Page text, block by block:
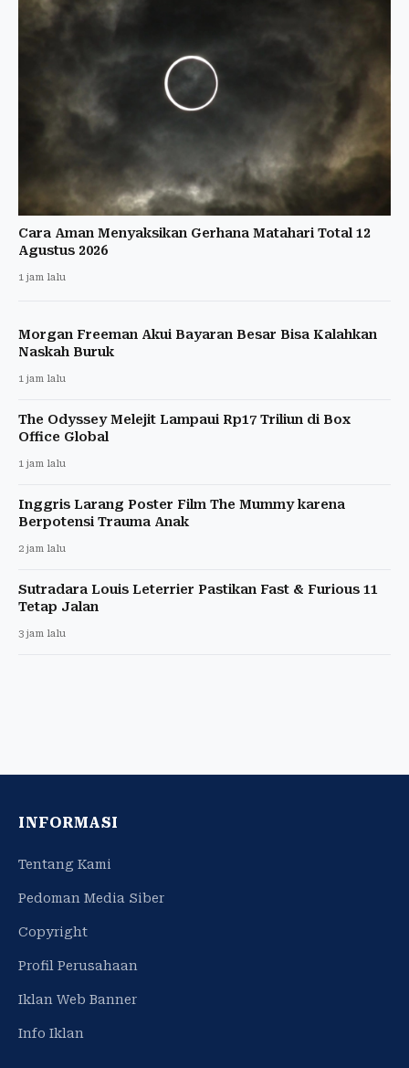
Cara Aman Menyaksikan Gerhana Matahari Total 12
Agustus 2026
1 jam lalu
Morgan Freeman Akui Bayaran Besar Bisa Kalahkan
Naskah Buruk
1 jam lalu
The Odyssey Melejit Lampaui Rp17 Triliun di Box
Office Global
1 jam lalu
Inggris Larang Poster Film The Mummy karena
Berpotensi Trauma Anak
2 jam lalu
Sutradara Louis Leterrier Pastikan Fast & Furious 11
Tetap Jalan
3 jam lalu
INFORMASI
Tentang Kami
Pedoman Media Siber
Copyright
Profil Perusahaan
Iklan Web Banner
Info Iklan